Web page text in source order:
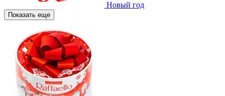
Новый год
Показать еще